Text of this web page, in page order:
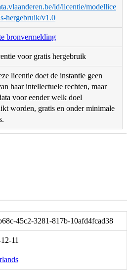
id/licentie/modellice
hergebruik/v1.0
bronvermelding
voor gratis hergebruik
licentie doet de instantie geen
haar intellectuele rechten, maar
voor eender welk doel
worden, gratis en onder minimale
45c2-3281-817b-10afd4fcad38
11